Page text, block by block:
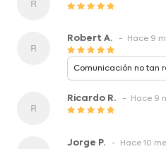
Robert A. - Hace 9
Comunicación no tan
fechas indicadas para
Ricardo R. - Hace 9
Jorge P. - Hace 10